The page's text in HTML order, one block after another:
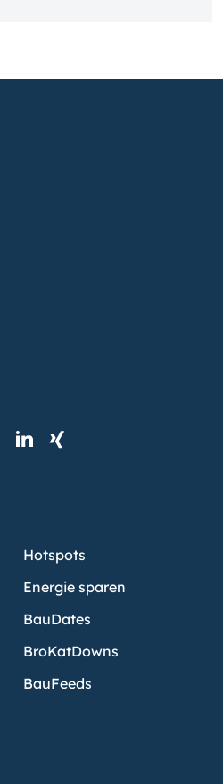
Hotspots
Energie sparen
BauDates
BroKatDowns
BauFeeds